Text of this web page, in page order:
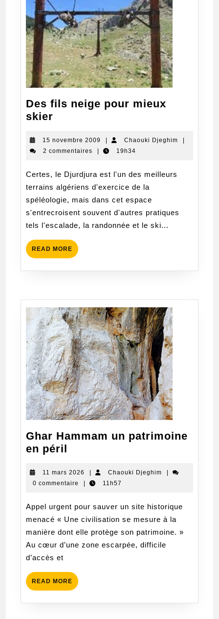
Des fils neige pour mieux
skier
neige
pour
skier
15 novembre 2009
15
novembre
Chaouki Djeghim
Chaouki
2 commentaires
19h34
Certes, le Djurdjura est l'un des meilleurs
terrains algériens d'exercice de la
spéléologie, mais dans cet espace
s'entrecroisent souvent d'autres pratiques
tels l'escalade, la randonnée et le ski...
READ MORE READ
MORE
Ghar Hammam un patrimoine
en péril
un
patrimoine
péril
11 mars 2026
11
mars
Chaouki Djeghim
Chaouki
0 commentaire
11h57
Appel urgent pour sauver un site historique
menacé « Une civilisation se mesure à la
manière dont elle protège son patrimoine. »
Au cœur d’une zone escarpée, difficile
d’accès et
READ MORE READ
MORE